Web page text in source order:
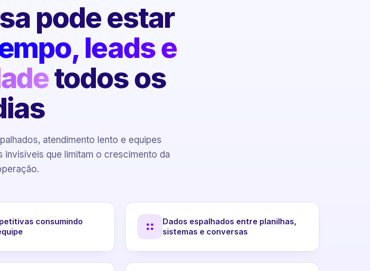
pode estar
leads e
todos os
atendimento lento e equipes
que limitam o crescimento da
consumindo
Dados espalhados entre planilhas,
sistemas e conversas